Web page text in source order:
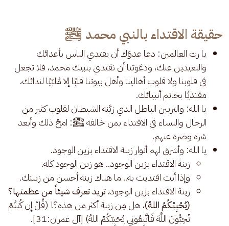
حقيقة الاقتداء بالنبي محمد ﷺ
يا ربّ العالمين: دعا عدوّك أن يقتدي الناس بأعدائك
والبعيدين عنك، ودعَوتنا أن نقتدي بنبيك محمد، فلا تجعل
في قلوبنا ولا قلوب أهالينا وأهل بيوتنا قلبًا إلا مُلبّيًا لندائك،
مقتديًا بخاتم أنبيائك.
يا الله: والتزيين الباطل الذي زيَّنه الشيطان لقلوب كثير من
الرجال والنساء في الاقتداء بمن خالفه ﷺ: امحُ ذلك وأبعد
شره وضره عنهم.
يا الله: وأشرق لهم أنوار زينة الاقتداء بزين الوجود.
زينة الاقتداء بزين الوجود.. هو زين الوجود كله.
وإذا أنت اقتديت به.. ما هناك زينة أحسن من زينتك.
زينة الاقتداء بزين الوجود،تريد تعرف شيئاً من عظمتها؟
(يُحْبِبْكُمُ اللهُ)، هل مِن زينة أكثر من هذه؟! (قُلْ إِن كُنتُمْ
تُحِبُّونَ اللَّهَ فَاتَّبِعُونِي يُحْبِبْكُمُ اللهُ) [آل عمران:31].